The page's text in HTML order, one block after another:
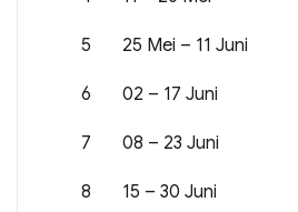
5 25 Mei – 11 Juni
6 02 – 17 Juni
7 08 – 23 Juni
8 15 – 30 Juni